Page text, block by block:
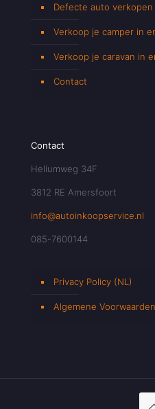
Defecte auto verkopen
Verkoop je camper in
Verkoop je caravan in
Contact
Contact
Heliumweg 34F
3812 RE Amersfoort
info@autoinkoopservice.nl
085-7600144
Privacy Policy (NL)
Algemene